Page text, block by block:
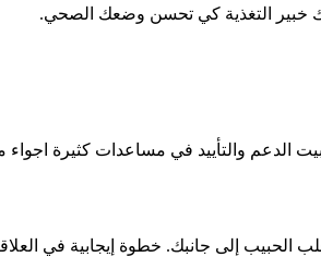
خبير التغذية كي تحسن وضعك الصحي.
الدعم والتأييد في مساعدات كثيرة
الحبيب إلى جانبك. خطوة إيجابية في